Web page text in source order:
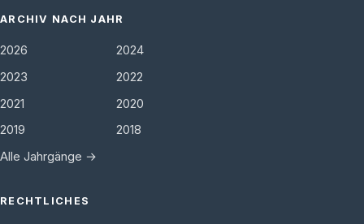
ARCHIV NACH JAHR
2026
2024
2023
2022
2021
2020
2019
2018
Alle Jahrgänge →
RECHTLICHES